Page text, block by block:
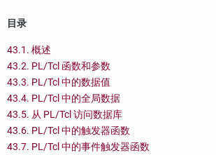
目录
43.1. 概述
43.2. PL/Tcl 函数和参数
43.3. PL/Tcl 中的数据值
43.4. PL/Tcl 中的全局数据
43.5. 从 PL/Tcl 访问数据库
43.6. PL/Tcl 中的触发器函数
43.7. PL/Tcl 中的事件触发器函数